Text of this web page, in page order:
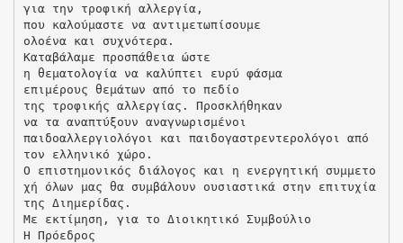
για την τροφική αλλεργία,
που καλούμαστε να αντιμετωπίσουμε
ολοένα και συχνότερα.
Καταβάλαμε προσπάθεια ώστε
η θεματολογία να καλύπτει ευρύ φάσμα
επιμέρους θεμάτων από το πεδίο
της τροφικής αλλεργίας. Προσκλήθηκαν
να τα αναπτύξουν αναγνωρισμένοι
παιδοαλλεργιολόγοι και παιδογαστρεντερολόγοι από
τον ελληνικό χώρο.
Ο επιστημονικός διάλογος και η ενεργητική συμμετο
χή όλων μας θα συμβάλουν ουσιαστικά στην επιτυχία
της Διημερίδας.
Με εκτίμηση, για το Διοικητικό Συμβούλιο
Η Πρόεδρος